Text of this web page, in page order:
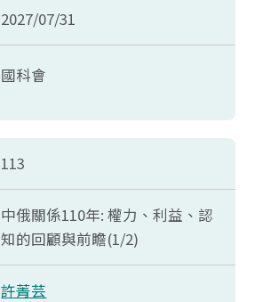
2027/07/31
國科會
113
中俄關係110年: 權力、利益、認
知的回顧與前瞻(1/2)
許菁芸